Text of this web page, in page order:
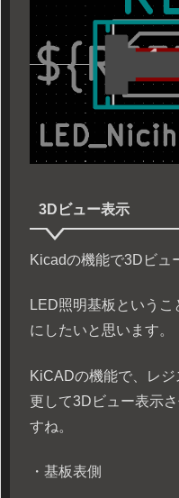
3Dビュー表示
Kicadの機能で3Dビュ
LED照明基板という
にしたいと思います。
KiCADの機能で、レ
更して3Dビュー表示
すね。
・基板表側